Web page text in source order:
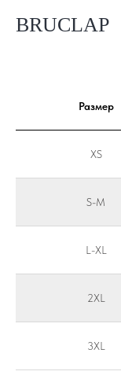
BRUCLAP
Размер
XS
S-M
L-XL
2XL
3XL